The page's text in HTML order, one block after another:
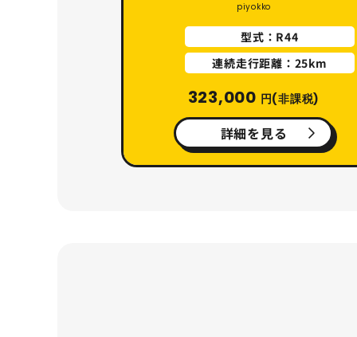
piyokko
型式：R44
連続走行距離：25km
323,000 円(非課税)
詳細を見る